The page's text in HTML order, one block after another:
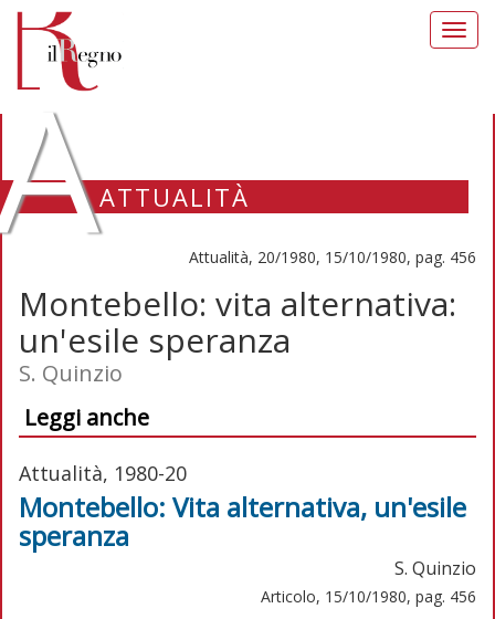
ATTUALITÀ
Attualità, 20/1980, 15/10/1980, pag. 456
Montebello: vita alternativa:
un'esile speranza
S. Quinzio
Leggi anche
Attualità, 1980-20
Montebello: Vita alternativa, un'esile
speranza
S. Quinzio
Articolo, 15/10/1980, pag. 456